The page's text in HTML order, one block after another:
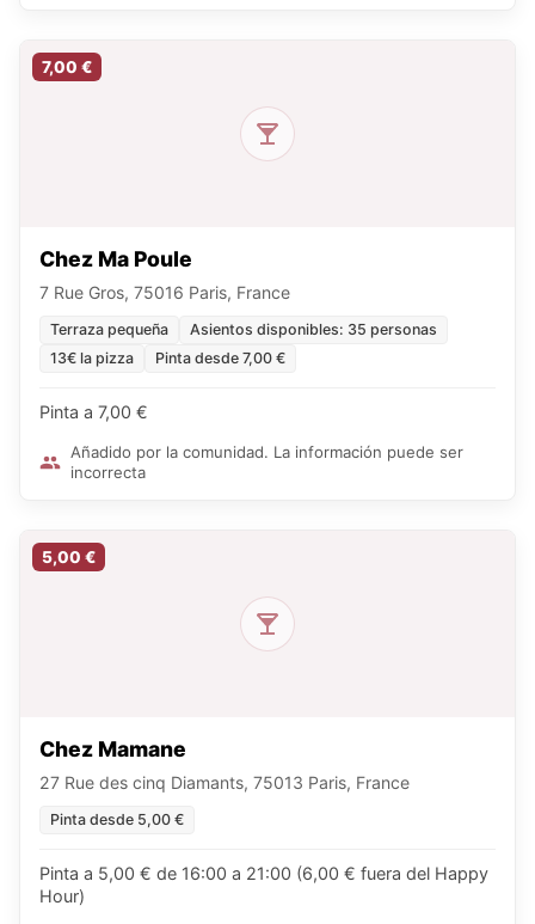
7,00 €
Chez Ma Poule
7 Rue Gros, 75016 Paris, France
Terraza pequeña
Asientos disponibles: 35 personas
13€ la pizza
Pinta desde 7,00 €
Pinta a 7,00 €
Añadido por la comunidad. La información puede ser
incorrecta
5,00 €
Chez Mamane
27 Rue des cinq Diamants, 75013 Paris, France
Pinta desde 5,00 €
Pinta a 5,00 € de 16:00 a 21:00 (6,00 € fuera del Happy
Hour)